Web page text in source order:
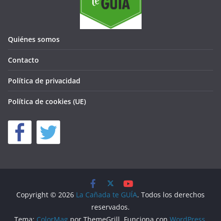
Quiénes somos
Contacto
Política de privacidad
Política de cookies (UE)
Copyright © 2026 La Cañada te GUÍA. Todos los derechos
reservados.